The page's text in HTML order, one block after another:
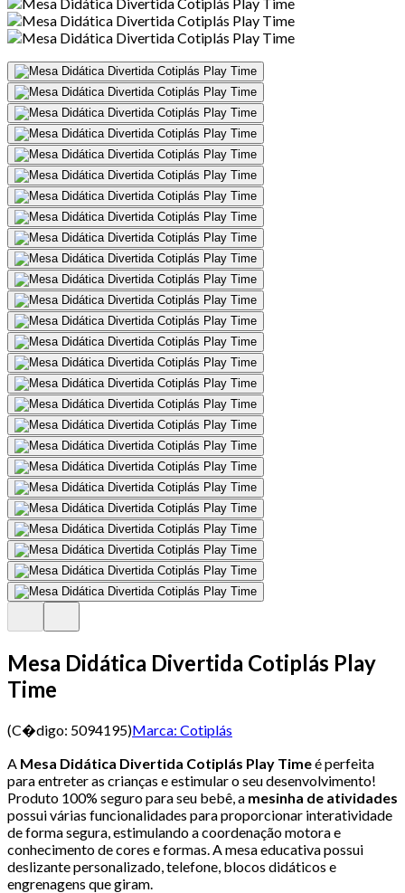
Mesa Didática Divertida Cotiplás Play
Time
(C�digo: 5094195)Marca: Cotiplás
A Mesa Didática Divertida Cotiplás Play Timeé perfeita
para entreter as crianças e estimular o seu desenvolvimento!
Produto 100% seguro para seu bebê, a mesinha de atividades
possui várias funcionalidades para proporcionar interatividade
de forma segura, estimulando a coordenação motora e
conhecimento de cores e formas. A mesa educativa possui
deslizante personalizado, telefone, blocos didáticos e
engrenagens que giram.